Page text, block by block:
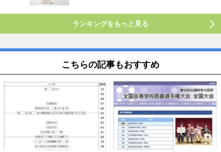
ランキングをもっと見る
こちらの記事もおすすめ